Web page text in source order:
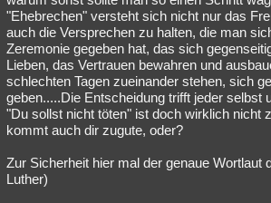
"Ehebrechen" versteht sich nicht nur das
auch die Versprechen zu halten, die man
Zeremonie gegeben hat, das sich
Lieben, das Vertrauen bewahren und
schlechten Tagen zueinander stehen, sich
geben.....Die Entscheidung trifft jeder selbst
"Du sollst nicht töten" ist doch wirklich nicht
kommt auch dir zugute, oder?
Zur Sicherheit hier mal der genaue Wortlaut
Luther)